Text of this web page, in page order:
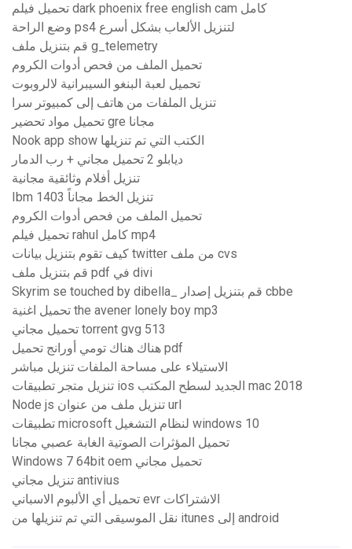
تحميل فيلم dark phoenix free english cam كامل
وضع الراحة ps4 لتنزيل الألعاب بشكل أسرع
قم بتنزيل ملف g_telemetry
تحميل الملف من فحص أدوات الكروم
تحميل لعبة البنغو السيبرانية لالروبوت
تنزيل الملفات من هاتف إلى كمبيوتر سرا
تحميل مواد تحضير gre مجانا
Nook app show الكتب التي تم تنزيلها
ديابلو 2 تحميل مجاني + رب الدمار
تنزيل أفلام وثائقية مجانية
Ibm 1403 تنزيل الخط مجاناً
تحميل الملف من فحص أدوات الكروم
تحميل فيلم rahul كامل mp4
كيف تقوم بتنزيل بيانات twitter من ملف cvs
قم بتنزيل ملف pdf في divi
Skyrim se touched by dibella_ قم بتنزيل إصدار cbbe
تحميل اغنية the avener lonely boy mp3
تحميل مجاني torrent gvg 513
هناك هناك تومي أورانج تحميل pdf
الاستيلاء على مساحة الملفات تنزيل مباشر
تنزيل متجر تطبيقات ios الجديد لسطح المكتب mac 2018
Node js تنزيل ملف من عنوان url
تطبيقات microsoft لنظام التشغيل windows 10
تحميل المؤثرات الصوتية الغابة عصبي مجانا
Windows 7 64bit oem تحميل مجاني
تنزيل مجاني antivius
تحميل أي الألبوم الاسباني evr الاشتراكات
نقل الموسيقى التي تم تنزيلها من itunes إلى android